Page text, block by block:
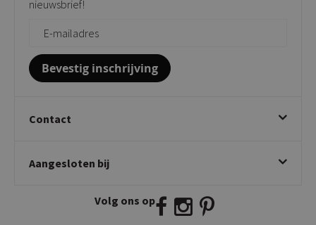
Giftcards
nieuwsbrief!
Bevestig inschrijving
Contact
Twijnstraweg 2
info@kickcollection.nl
Aangesloten bij
Volg ons op